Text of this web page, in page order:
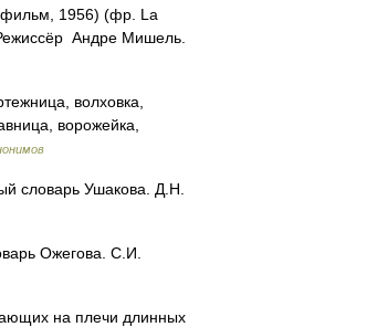
1956) (фр. La
Андре Мишель.
волховка,
ворожейка,
словарь Ушакова. Д.Н.
Ожегова. С.И.
на плечи длинных